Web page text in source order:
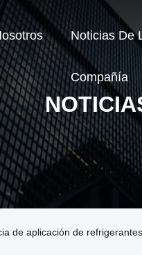
Noticias De
Compañía
de aplicación de